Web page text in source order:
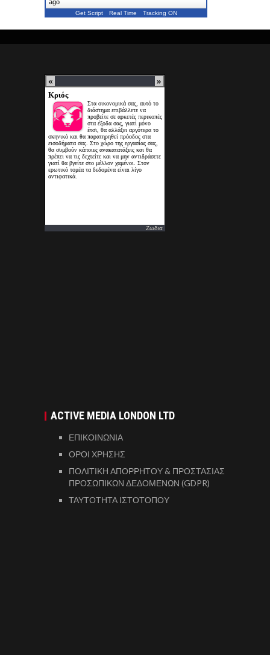
ago
Get Script Real Time Tracking ON
Ζωδια
ACTIVE MEDIA LONDON LTD
ΕΠΙΚΟΙΝΩΝΙΑ
ΟΡΟΙ ΧΡΗΣΗΣ
ΠΟΛΙΤΙΚΗ ΑΠΟΡΡΗΤΟΥ & ΠΡΟΣΤΑΣΙΑΣ
ΠΡΟΣΩΠΙΚΩΝ ΔΕΔΟΜΕΝΩΝ (GDPR)
ΤΑΥΤΟΤΗΤΑ ΙΣΤΟΤΟΠΟΥ